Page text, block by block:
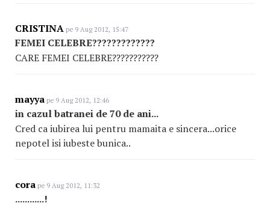
CRISTINA pe 9 Aug 2012, 15:47
FEMEI CELEBRE?????????????
CARE FEMEI CELEBRE???????????
mayya pe 9 Aug 2012, 12:46
in cazul batranei de 70 de ani...
Cred ca iubirea lui pentru mamaita e sincera...orice
nepotel isi iubeste bunica..
cora pe 9 Aug 2012, 11:32
............!